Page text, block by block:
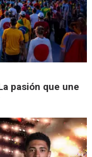
pasión que une